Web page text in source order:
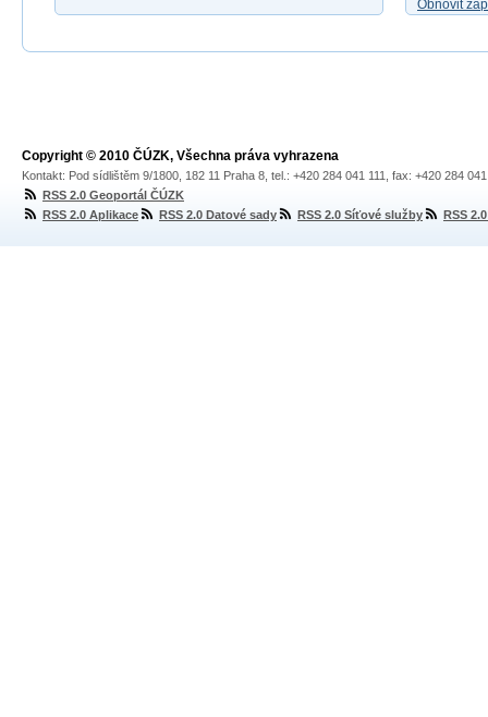
Obnovit
Copyright © 2010 ČÚZK, Všechna práva vyhrazena
Kontakt: Pod sídlištěm 9/1800, 182 11 Praha 8, tel.: +420 284 041 111, fax: +420 284
RSS 2.0 Geoportál ČÚZK
RSS 2.0 Aplikace
RSS 2.0 Datové sady RSS 2.0 Síťové služby RSS